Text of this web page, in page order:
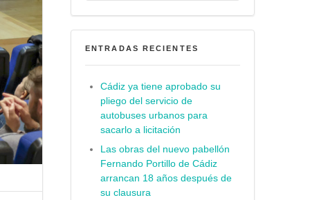
ENTRADAS RECIENTES
Cádiz ya tiene aprobado su
pliego del servicio de
autobuses urbanos para
sacarlo a licitación
Las obras del nuevo pabellón
Fernando Portillo de Cádiz
arrancan 18 años después de
su clausura